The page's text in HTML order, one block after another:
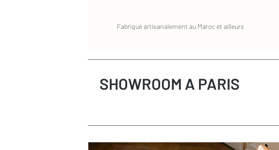
Fabriqué artisanalement au Maroc et ailleurs
SHOWROOM A PARIS